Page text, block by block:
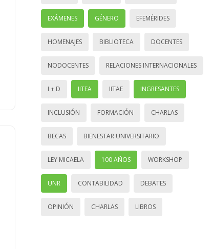
EXÁMENES GÉNERO EFEMÉRIDES
HOMENAJES BIBLIOTECA DOCENTES
NODOCENTES RELACIONES INTERNACIONALES
I + D IITEA IITAE INGRESANTES
INCLUSIÓN FORMACIÓN CHARLAS
BECAS BIENESTAR UNIVERSITARIO
LEY MICAELA 100 AÑOS WORKSHOP
UNR CONTABILIDAD DEBATES
OPINIÓN CHARLAS LIBROS